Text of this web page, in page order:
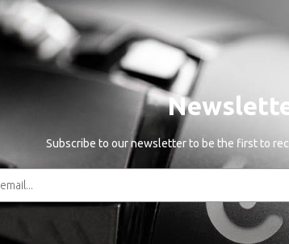
Subscribe to our newsletter to be the first to